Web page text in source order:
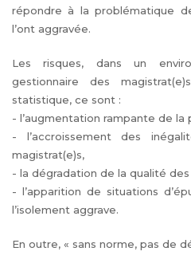
répondre à la problématique
l’ont aggravée.
Les risques, dans un
gestionnaire des
statistique, ce sont :
- l’augmentation rampante de
- l’accroissement des
magistrat(e)s,
- la dégradation de la qualité
- l’apparition de situations
l’isolement aggrave.
En outre, « sans norme, pas de